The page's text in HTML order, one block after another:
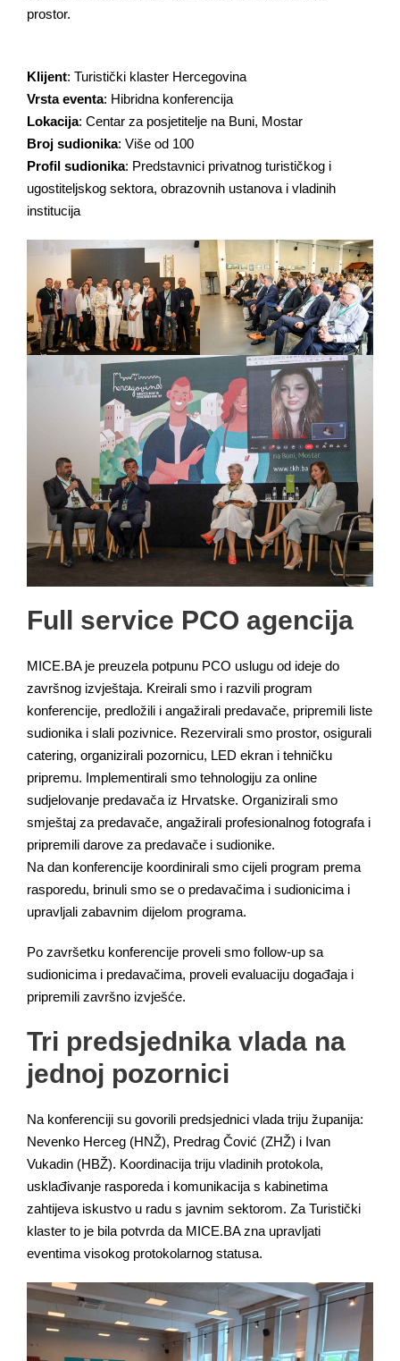
prostor.
Klijent: Turistički klaster Hercegovina
Vrsta eventa: Hibridna konferencija
Lokacija: Centar za posjetitelje na Buni, Mostar
Broj sudionika: Više od 100
Profil sudionika: Predstavnici privatnog turističkog i
ugostiteljskog sektora, obrazovnih ustanova i vladinih
institucija
Full service PCO agencija
MICE.BA je preuzela potpunu PCO uslugu od ideje do
završnog izvještaja. Kreirali smo i razvili program
konferencije, predložili i angažirali predavače, pripremili liste
sudionika i slali pozivnice. Rezervirali smo prostor, osigurali
catering, organizirali pozornicu, LED ekran i tehničku
pripremu. Implementirali smo tehnologiju za online
sudjelovanje predavača iz Hrvatske. Organizirali smo
smještaj za predavače, angažirali profesionalnog fotografa i
pripremili darove za predavače i sudionike.
Na dan konferencije koordinirali smo cijeli program prema
rasporedu, brinuli smo se o predavačima i sudionicima i
upravljali zabavnim dijelom programa.
Po završetku konferencije proveli smo follow-up sa
sudionicima i predavačima, proveli evaluaciju događaja i
pripremili završno izvješće.
Tri predsjednika vlada na
jednoj pozornici
Na konferenciji su govorili predsjednici vlada triju županija:
Nevenko Herceg (HNŽ), Predrag Čović (ZHŽ) i Ivan
Vukadin (HBŽ). Koordinacija triju vladinih protokola,
usklađivanje rasporeda i komunikacija s kabinetima
zahtijeva iskustvo u radu s javnim sektorom. Za Turistički
klaster to je bila potvrda da MICE.BA zna upravljati
eventima visokog protokolarnog statusa.